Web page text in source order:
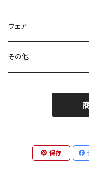
ウェア
トップス
その他
保存